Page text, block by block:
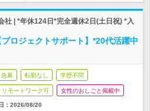
社 | *年休124日*完全週休2日(土日祝) *入
ロジェクトサポート】*20代活躍中
急募 転勤なし 学歴不問
リモートワーク可 女性のおしごと掲載中
： 2026/08/20